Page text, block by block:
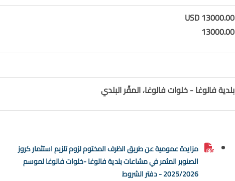
13000.00 USD
13000.00
بلدية فالوغا - خلوات فالوغا، المقّر البلدي
مزايدة عمومية عن طريق الظرف المختوم لزوم تلزيم استثمار كروز
الصنوبر المثمر في مشاعات بلدية فالوغا -خلوات فالوغا لموسم
2025/2026 - دفتر الشروط